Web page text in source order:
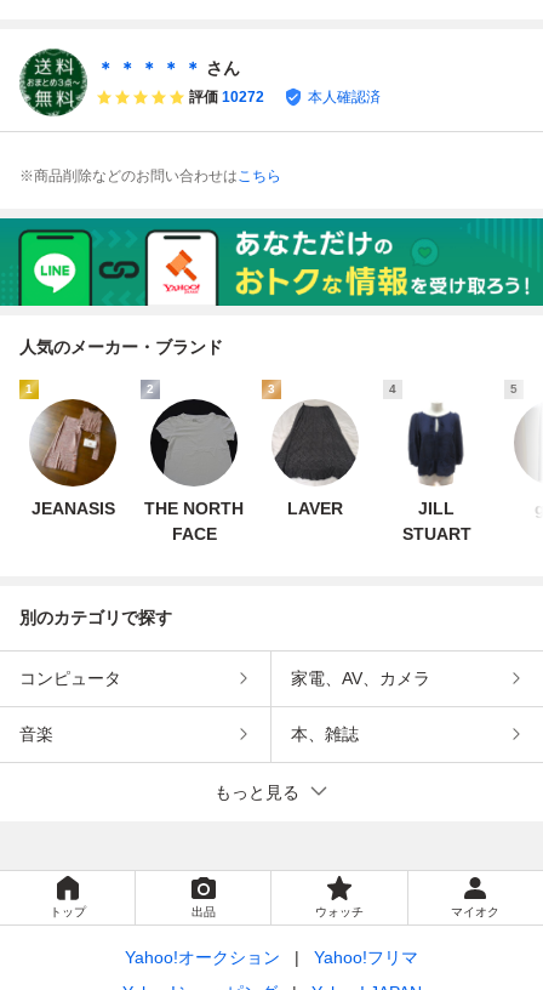
ん袖
＊ ＊ ＊ ＊ ＊ さん
評価 10272 本人確認済
※商品削除などのお問い合わせはこちら
人気のメーカー・ブランド
1
JEANASIS
2
THE NORTH
FACE
3
LAVER
4
JILL
STUART
5
別のカテゴリで探す
コンピュータ 家電、AV、カメラ
音楽 本、雑誌
もっと見る
トップ 出品 ウォッチ マイオク
Yahoo!オークション
Yahoo!フリマ